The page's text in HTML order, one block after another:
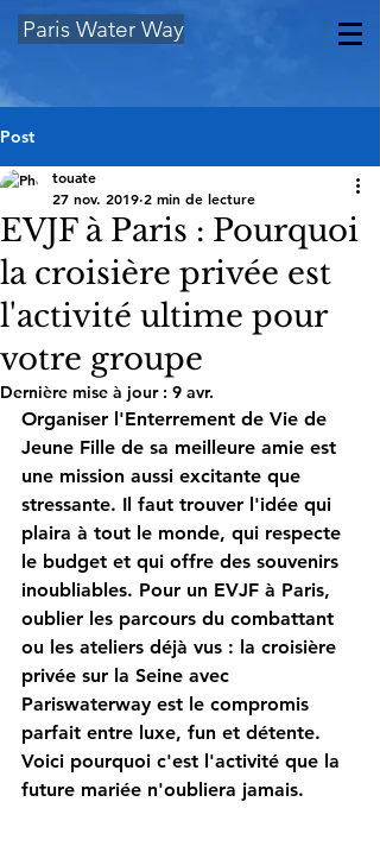
Paris Water Way
Post
EVJF à Paris : Pourquoi
la croisière privée est
l'activité ultime pour
votre groupe
touate
27 nov. 2019 2 min de lecture
Dernière mise à jour : 9 avr.
Organiser l'Enterrement de Vie de
Jeune Fille de sa meilleure amie est
une mission aussi excitante que
stressante. Il faut trouver l'idée qui
plaira à tout le monde, qui respecte
le budget et qui offre des souvenirs
inoubliables. Pour un EVJF à Paris,
oublier les parcours du combattant
ou les ateliers déjà vus : la croisière
privée sur la Seine avec
Pariswaterway est le compromis
parfait entre luxe, fun et détente.
Voici pourquoi c'est l'activité que la
future mariée n'oubliera jamais.